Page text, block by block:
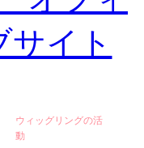
ウィッグリングの活
動